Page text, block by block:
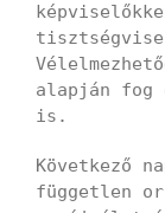
alapján fog
is.
Következő
független